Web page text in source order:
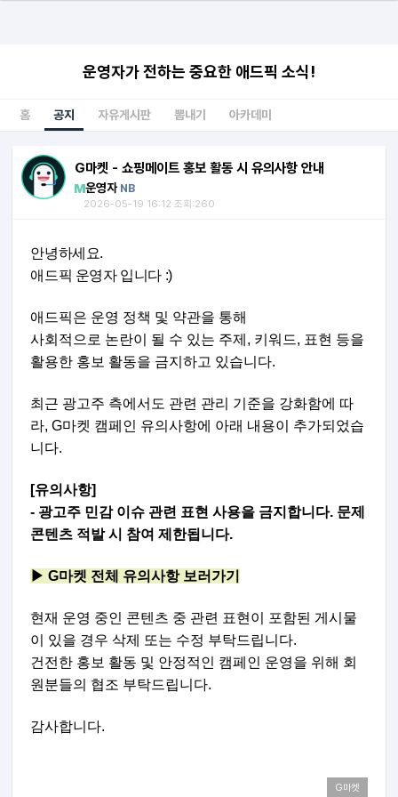
운영자가 전하는 중요한 애드픽 소식!
홈 공지 자유게시판 뽐내기 아카데미
G마켓 - 쇼핑메이트 홍보 활동 시 유의사항 안내
운영자 NB
2026-05-19 16:12 조회:260
안녕하세요.
애드픽 운영자 입니다 :)
애드픽은 운영 정책 및 약관을 통해
사회적으로 논란이 될 수 있는 주제, 키워드, 표현 등을
활용한 홍보 활동을 금지하고 있습니다.
최근 광고주 측에서도 관련 관리 기준을 강화함에 따
라,G마켓 캠페인 유의사항에 아래 내용이 추가되었습
니다.
[유의사항]
- 광고주 민감 이슈 관련 표현 사용을 금지합니다. 문제
콘텐츠 적발 시 참여 제한됩니다.
▶ G마켓 전체 유의사항 보러가기
현재 운영 중인 콘텐츠 중 관련 표현이 포함된 게시물
이 있을 경우 삭제 또는 수정 부탁드립니다.
건전한 홍보 활동 및 안정적인 캠페인 운영을 위해 회
원분들의 협조 부탁드립니다.
감사합니다.
G마켓